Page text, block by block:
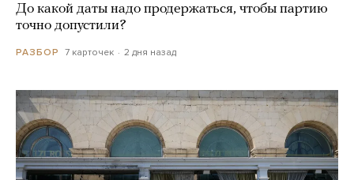
До какой даты надо продержаться, чтобы партию
точно допустили?
РАЗБОР 7 карточек 2 дня назад